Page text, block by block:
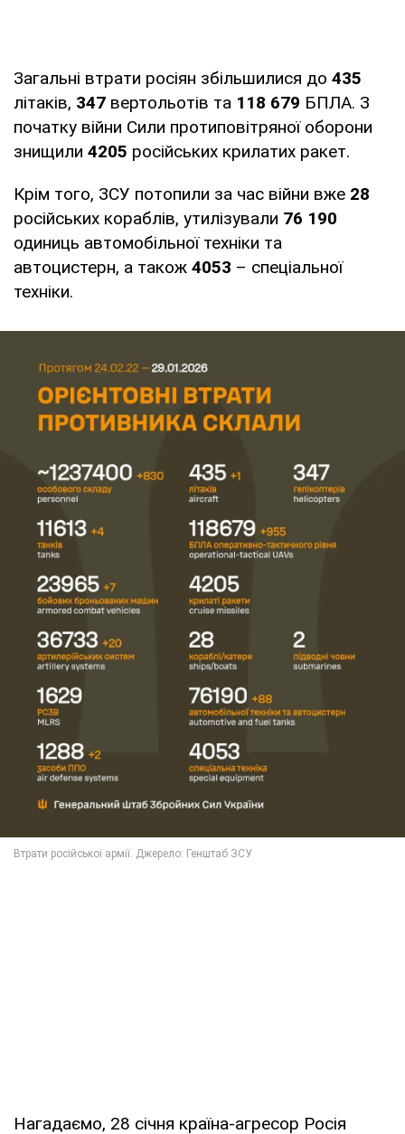
Загальні втрати росіян збільшилися до 435
літаків, 347 вертольотів та 118 679 БПЛА. З
початку війни Сили протиповітряної оборони
знищили 4205 російських крилатих ракет.
Крім того, ЗСУ потопили за час війни вже 28
російських кораблів, утилізували 76 190
одиниць автомобільної техніки та
автоцистерн, а також 4053 – спеціальної
техніки.
Нагадаємо, 28 січня країна-агресор Росія